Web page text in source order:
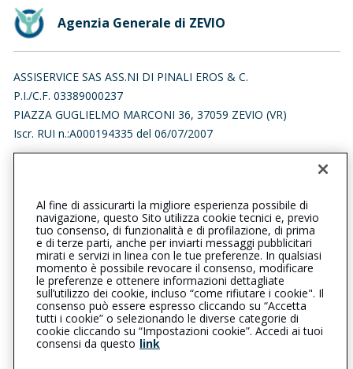
Agenzia Generale di ZEVIO
ASSISERVICE SAS ASS.NI DI PINALI EROS & C.
P.I./C.F. 03389000237
PIAZZA GUGLIELMO MARCONI 36, 37059 ZEVIO (VR)
Iscr. RUI n.:A000194335 del 06/07/2007
zevio@cattolica.it
assiservice.sas.assicurazioni@legalmail.it
SOCIAL
L’intermediario è soggetto al controllo dell’IVASS. Consulta il
Registro RUI al seguentelink
Al fine di assicurarti la migliore esperienza possibile di
navigazione, questo Sito utilizza cookie tecnici e, previo
tuo consenso, di funzionalità e di profilazione, di prima
e di terze parti, anche per inviarti messaggi pubblicitari
mirati e servizi in linea con le tue preferenze. In qualsiasi
momento è possibile revocare il consenso, modificare
le preferenze e ottenere informazioni dettagliate
sull’utilizzo dei cookie, incluso “come rifiutare i cookie". Il
consenso può essere espresso cliccando su “Accetta
tutti i cookie” o selezionando le diverse categorie di
cookie cliccando su “Impostazioni cookie”. Accedi ai tuoi
consensi da questo link